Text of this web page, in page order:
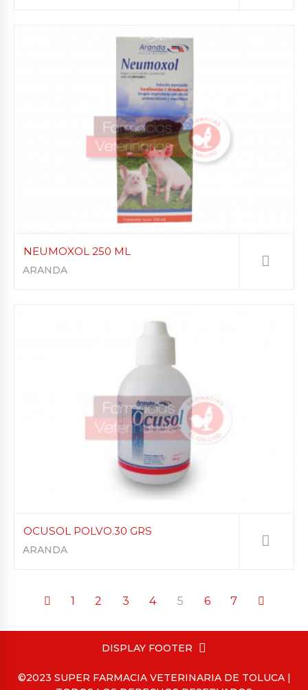
NEUMOXOL 250 ML
ARANDA
OCUSOL POLVO.30 GRS
ARANDA
1 2 3 4 5 6 7
DISPLAY FOOTER
©2023 SUPER FARMACIA VETERINARIA DE TOLUCA |